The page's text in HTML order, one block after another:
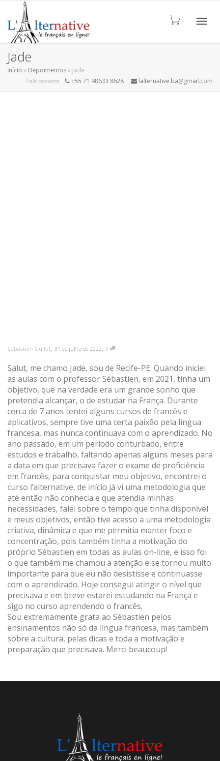
Jade
Início » Depoimentos» Jade
Fale conosco
+55 71 98633 8628 lalternative.ba@gmail.com
Sébastien Guilet, 31 de julho de 2022, 0
Salut, me chamo Jade, sou de Recife-PE. Quando iniciei
as aulas com o professor Sébastien, em 2021, tinha um
objetivo, que na verdade era um grande sonho que
pretendia alcançar, o de estudar na França. Durante
cerca de 7 anos tentei alguns cursos de francês e
aplicativos, sempre tive uma certa paixão pela língua
francesa, mas nunca continuava com o aprendizado. No
ano passado, em um período conturbado, entre
estudos e trabalho, faltando apenas alguns meses para
a data em que precisava fazer o exame de proficiência
em francês, para conquistar meu objetivo, encontrei o
curso l’alternative, de início já vi uma metodologia que
até então não conhecia e que atendia minhas
necessidades, falei sobre o tempo que tinha disponível
e meus objetivos, então tive acesso a uma metodologia
criativa, dinâmica e que me permitia manter foco e
concentração, pois também tinha a motivação do
próprio Sébastien em todas as aulas on-line, e isso foi
o que também me chamou a atenção e se tornou muito
importante para que eu não desistisse e continuasse
com o aprendizado. Hoje consegui atingir o nível que
precisava e em breve estarei estudando na França e
sigo no curso aprendendo o francês.
Sou extremamente grata ao Sébastien pelos
ensinamentos não só da língua francesa, mas também
sobre a cultura, pelas dicas e toda a motivação e
preparação que precisava. Merci beaucoup!